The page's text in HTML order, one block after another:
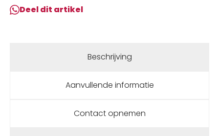
Deel dit artikel
Beschrijving
Aanvullende informatie
Contact opnemen